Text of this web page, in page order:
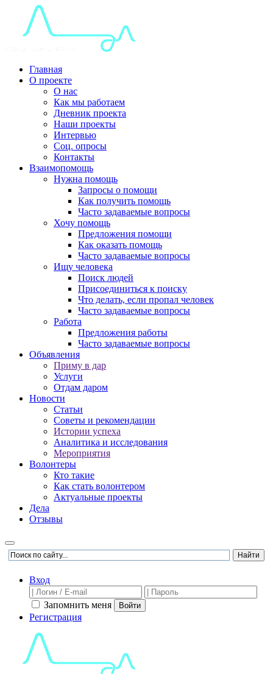
Главная
О проекте
О нас
Как мы работаем
Дневник проекта
Наши проекты
Интервью
Соц. опросы
Контакты
Взаимопомощь
Нужна помощь
Запросы о помощи
Как получить помощь
Часто задаваемые вопросы
Хочу помощь
Предложения помощи
Как оказать помощь
Часто задаваемые вопросы
Ищу человека
Поиск людей
Присоединиться к поиску
Что делать, если пропал человек
Часто задаваемые вопросы
Работа
Предложения работы
Часто задаваемые вопросы
Объявления
Приму в дар
Услуги
Отдам даром
Новости
Статьи
Советы и рекомендации
Истории успеха
Аналитика и исследования
Мероприятия
Волонтеры
Кто такие
Как стать волонтером
Актуальные проекты
Дела
Отзывы
Вход
Запомнить меня Войти
Регистрация